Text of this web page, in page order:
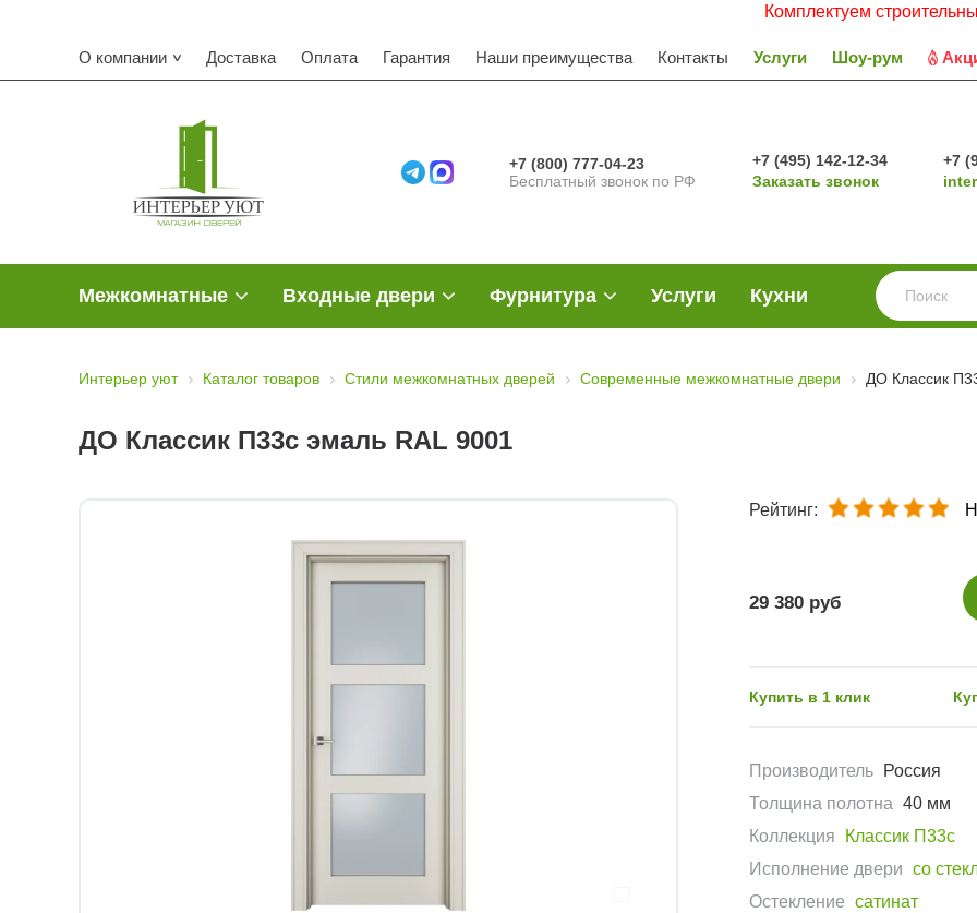
Комплектуем строительные
О компании Доставка Оплата Гарантия Наши преимущества Контакты Услуги Шоу-рум
+7 (800) 777-04-23
Бесплатный звонок по РФ
+7 (495) 142-12-34
Заказать звонок
+7
Межкомнатные Входные двери Фурнитура Услуги Кухни
Интерьер уют Каталог товаров Стили межкомнатных дверей Современные межкомнатные двери ДО Классик
ДО Классик П33с эмаль RAL 9001
Рейтинг:
29 380 руб
Купить в 1 клик
Производитель
Россия
Толщина полотна 40 мм
Коллекция
Классик П33с
Исполнение двери со
Остекление сатинат